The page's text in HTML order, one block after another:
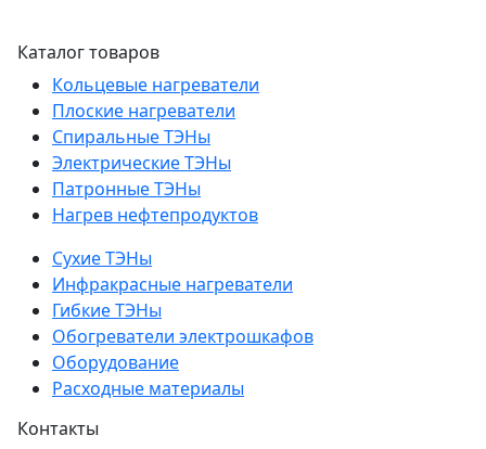
Каталог товаров
Кольцевые нагреватели
Плоские нагреватели
Спиральные ТЭНы
Электрические ТЭНы
Патронные ТЭНы
Нагрев нефтепродуктов
Сухие ТЭНы
Инфракрасные нагреватели
Гибкие ТЭНы
Обогреватели электрошкафов
Оборудование
Расходные материалы
Контакты